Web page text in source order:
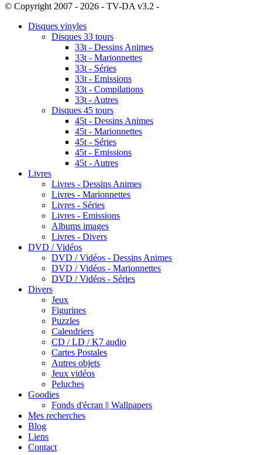
© Copyright 2007 - 2026 - TV-DA v3.2 -
Disques vinyles
Disques 33 tours
33t - Dessins Animes
33t - Marionnettes
33t - Séries
33t - Emissions
33t - Compilations
33t - Autres
Disques 45 tours
45t - Dessins Animes
45t - Marionnettes
45t - Séries
45t - Emissions
45t - Autres
Livres
Livres - Dessins Animes
Livres - Marionnettes
Livres - Séries
Livres - Emissions
Albums images
Livres - Divers
DVD / Vidéos
DVD / Vidéos - Dessins Animes
DVD / Vidéos - Marionnettes
DVD / Vidéos - Séries
Divers
Jeux
Figurines
Puzzles
Calendriers
CD / LD / K7 audio
Cartes Postales
Autres objets
Jeux vidéos
Peluches
Goodies
Fonds d'écran || Wallpapers
Mes recherches
Blog
Liens
Contact